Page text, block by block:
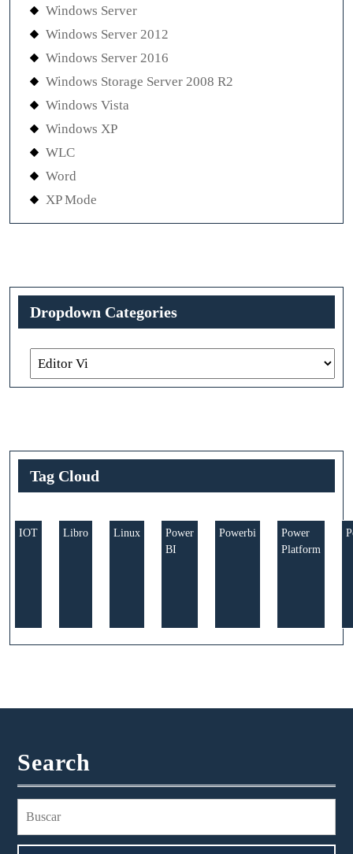
Windows Server
Windows Server 2012
Windows Server 2016
Windows Storage Server 2008 R2
Windows Vista
Windows XP
WLC
Word
XP Mode
Dropdown Categories
Tag Cloud
IOT Libro Linux
Power
BI
Powerbi
Power
Platform
Search